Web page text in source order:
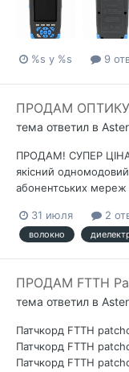
%s у %s 9
ПРОДАМ ОПТИКУ
тема ответил в
ПРОДАМ! СУПЕР
якісний
абонентських мереж
31 июля 2
волокно
ПРОДАМ FTTH
тема ответил в
Патчкорд FTTH
Патчкорд FTTH
Патчкорд FTTH